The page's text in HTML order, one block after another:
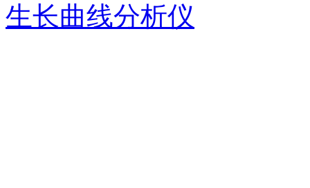
生长曲线分析仪